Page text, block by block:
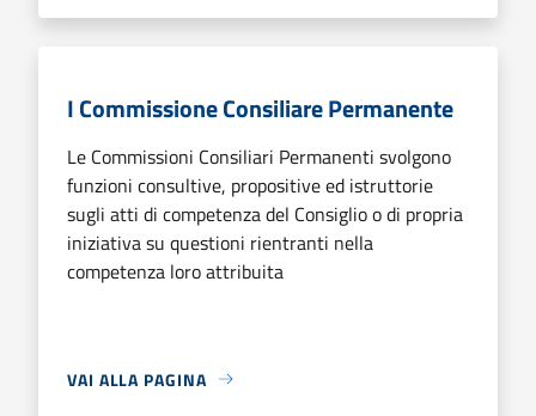
I Commissione Consiliare Permanente
Le Commissioni Consiliari Permanenti svolgono
funzioni consultive, propositive ed istruttorie
sugli atti di competenza del Consiglio o di propria
iniziativa su questioni rientranti nella
competenza loro attribuita
VAI ALLA PAGINA